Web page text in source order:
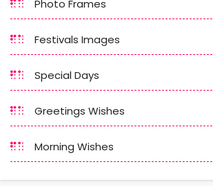
Photo Frames
Festivals Images
Special Days
Greetings Wishes
Morning Wishes